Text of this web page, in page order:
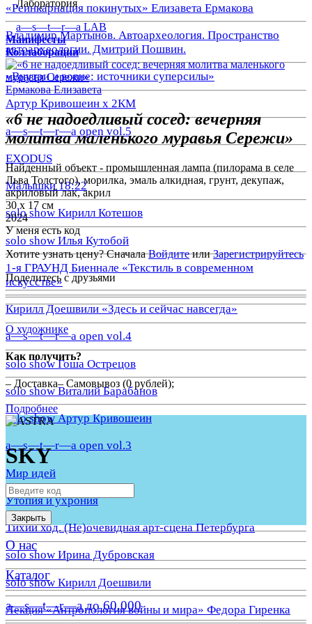
«Реинкарнация покинутых» Елизавета Ермакова
Владимир Мартынов. Автоархеология. Пространство
автоархеологии. Дмитрий Пошвин.
«Внутри и вовне: источники суперсилы»
Артур Кривошеин х 2КМ
a—s—t—r—a open vol.5
EXODUS
Малышки 18:22
solo show Кирилл Котешов
solo show Илья Кутобой
1-я ГРАУНД Биеннале «Текстиль в современном
искусстве»
Кирилл Доешвили «Здесь и сейчас навсегда»
a—s—t—r—a open vol.4
solo show Гоша Острецов
solo show Виталий Барабанов
solo show Артур Кривошеин
a—s—t—r—a open vol.3
Мир идей
Утопия и ухрония
Тихий ход. (Не)очевидная арт-сцена Петербурга
solo show Ирина Дубровская
solo show Кирилл Доешвили
Лекция «Антропология войны и мира» Федора Гиренка
Лаборатория
a—s—t—r—a LAB
Манифесты
Коллаборации
Ермакова Елизавета
«6 не надоедливый сосед: вечерняя
молитва маленького муравья Сережи»
Найденный объект - промышленная лампа (пилорама в селе
Льва Толстого), морилка, эмаль алкидная, грунт, декупаж,
акриловый лак, акрил
30 х 17 см
2024
У меня есть код
Хотите узнать цену? СначалаВойдитеилиЗарегистрируйтесь
Поделитесь с друзьями
О художнике
Как получить?
– Доставка– Самовывоз (0 рублей);
Подробнее
SKY
Закрыть
О нас
Каталог
a—s—t—r—a до 60.000